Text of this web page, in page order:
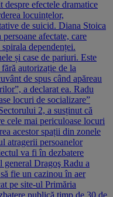
despre efectele dramatice
locuințelor,
de suicid. Diana Stoica
afectate, care
dependenței.
și case de pariuri. Este
autorizație de la
de spus când apăreau
a declarat ea. Radu
locuri de socializare”
2, a susținut că
cele mai periculoase locuri
acestor spații din zonele
atragerii persoanelor
va fi în dezbatere
Dragoş Radu a
fie un cazinou în aer
pe site-ul Primăria